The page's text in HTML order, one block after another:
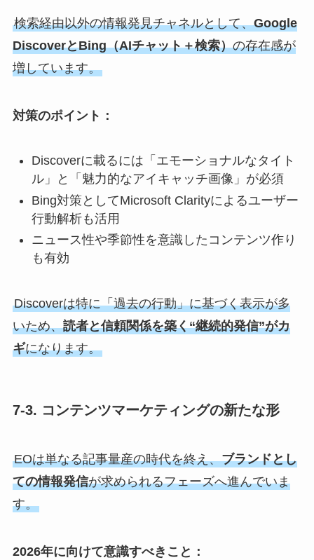
検索経由以外の情報発見チャネルとして、Google
DiscoverとBing（AIチャット＋検索）の存在感が
増しています。
対策のポイント：
Discoverに載るには「エモーショナルなタイト
ル」と「魅力的なアイキャッチ画像」が必須
Bing対策としてMicrosoft Clarityによるユーザー
行動解析も活用
ニュース性や季節性を意識したコンテンツ作り
も有効
Discoverは特に「過去の行動」に基づく表示が多
いため、読者と信頼関係を築く“継続的発信”がカ
ギになります。
7-3. コンテンツマーケティングの新たな形
EOは単なる記事量産の時代を終え、ブランドとし
ての情報発信が求められるフェーズへ進んでいま
す。
2026年に向けて意識すべきこと：